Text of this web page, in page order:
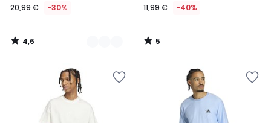
20,99 € -30%
4,6
/
11,99 € -40%
5
/